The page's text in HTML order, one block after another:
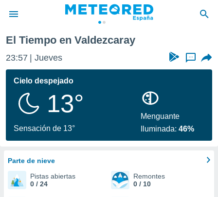
de
por
se
calidad.
a este
las
y
forma
El Tiempo en Valdezcaray
23:57 Jueves ...
Cielo despejado
13°
Sensación de 13°
Menguante
Iluminada:46%
Parte de nieve
Pistas abiertas
0 / 24
Remontes
0 / 10